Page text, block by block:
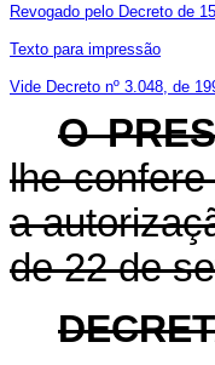
Revogado pelo Decreto de
Texto para impressão
Vide Decreto nº 3.048, de
O
lhe
a
de 22 de